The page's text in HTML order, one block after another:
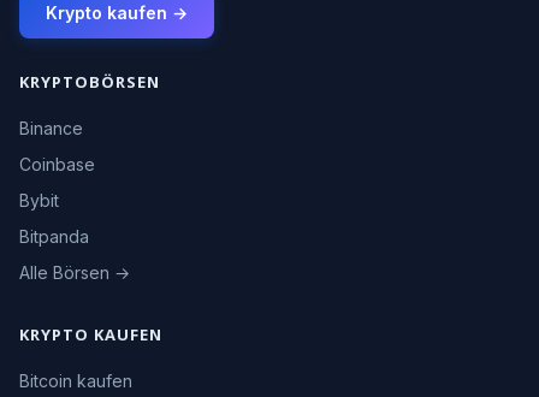
Krypto kaufen →
KRYPTOBÖRSEN
Binance
Coinbase
Bybit
Bitpanda
Alle Börsen →
KRYPTO KAUFEN
Bitcoin kaufen